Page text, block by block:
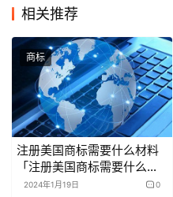
相关推荐
商标
注册美国商标需要什么材料
「注册美国商标需要什么材
料和证件」
2024年1月19日 0